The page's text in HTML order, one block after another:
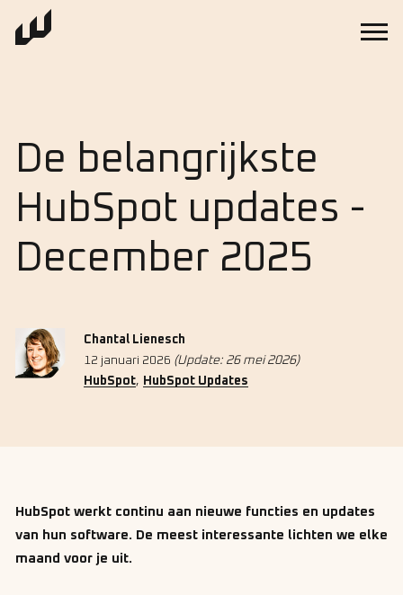
De belangrijkste
HubSpot updates -
December 2025
Chantal Lienesch
12 januari 2026 (Update: 26 mei 2026)
HubSpot, HubSpot Updates
HubSpot werkt continu aan nieuwe functies en updates
van hun software. De meest interessante lichten we elke
maand voor je uit.